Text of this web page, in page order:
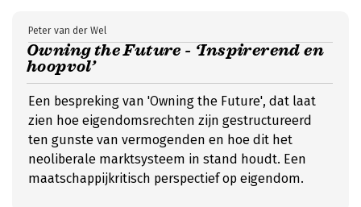
Owning the Future - ‘Inspirerend en
hoopvol’
Peter van der Wel
Een bespreking van 'Owning the Future', dat laat
zien hoe eigendomsrechten zijn gestructureerd
ten gunste van vermogenden en hoe dit het
neoliberale marktsysteem in stand houdt. Een
maatschappijkritisch perspectief op eigendom.